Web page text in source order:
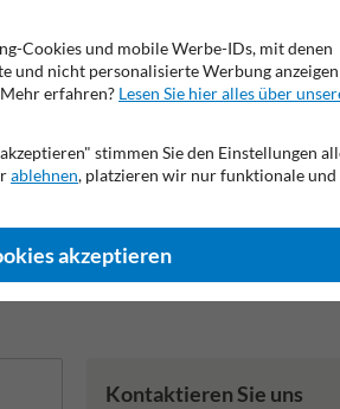
Schilder mit eigenem
Kontaktieren Sie uns
Cookies und mobile Werbe-IDs, mit denen
und nicht personalisierte Werbung anzeigen
erfahren? Lesen Sie hier alles über
stimmen Sie den Einstellungen
ablehnen, platzieren wir nur funktionale und
akzeptieren